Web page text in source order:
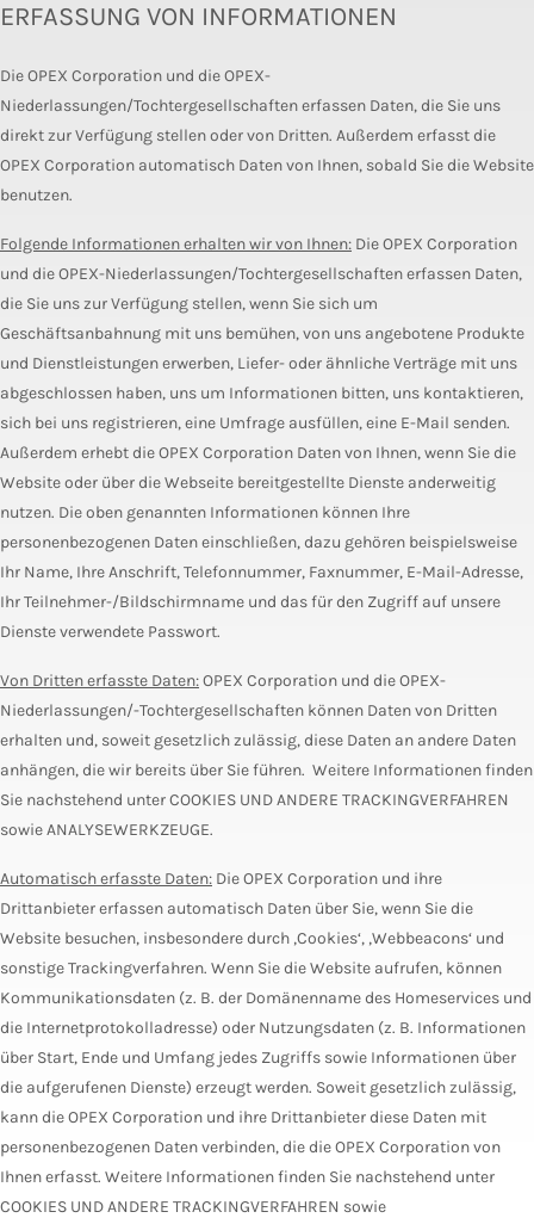
ERFASSUNG VON INFORMATIONEN
Die OPEX Corporation und die OPEX-
Niederlassungen/Tochtergesellschaften erfassen Daten, die Sie uns
direkt zur Verfügung stellen oder von Dritten. Außerdem erfasst die
OPEX Corporation automatisch Daten von Ihnen, sobald Sie die Website
benutzen.
Folgende Informationen erhalten wir von Ihnen: Die OPEX Corporation
und die OPEX-Niederlassungen/Tochtergesellschaften erfassen Daten,
die Sie uns zur Verfügung stellen, wenn Sie sich um
Geschäftsanbahnung mit uns bemühen, von uns angebotene Produkte
und Dienstleistungen erwerben, Liefer- oder ähnliche Verträge mit uns
abgeschlossen haben, uns um Informationen bitten, uns kontaktieren,
sich bei uns registrieren, eine Umfrage ausfüllen, eine E-Mail senden.
Außerdem erhebt die OPEX Corporation Daten von Ihnen, wenn Sie die
Website oder über die Webseite bereitgestellte Dienste anderweitig
nutzen. Die oben genannten Informationen können Ihre
personenbezogenen Daten einschließen, dazu gehören beispielsweise
Ihr Name, Ihre Anschrift, Telefonnummer, Faxnummer, E-Mail-Adresse,
Ihr Teilnehmer-/Bildschirmname und das für den Zugriff auf unsere
Dienste verwendete Passwort.
Von Dritten erfasste Daten:OPEX Corporation und die OPEX-
Niederlassungen/-Tochtergesellschaften können Daten von Dritten
erhalten und, soweit gesetzlich zulässig, diese Daten an andere Daten
anhängen, die wir bereits über Sie führen. Weitere Informationen finden
Sie nachstehend unter COOKIES UND ANDERE TRACKINGVERFAHREN
sowie ANALYSEWERKZEUGE.
Automatisch erfasste Daten: Die OPEX Corporation und ihre
Drittanbieter erfassen automatisch Daten über Sie, wenn Sie die
Website besuchen, insbesondere durch ‚Cookies‘, ‚Webbeacons‘ und
sonstige Trackingverfahren. Wenn Sie die Website aufrufen, können
Kommunikationsdaten (z. B. der Domänenname des Homeservices und
die Internetprotokolladresse) oder Nutzungsdaten (z. B. Informationen
über Start, Ende und Umfang jedes Zugriffs sowie Informationen über
die aufgerufenen Dienste) erzeugt werden. Soweit gesetzlich zulässig,
kann die OPEX Corporation und ihre Drittanbieter diese Daten mit
personenbezogenen Daten verbinden, die die OPEX Corporation von
Ihnen erfasst. Weitere Informationen finden Sie nachstehend unter
COOKIES UND ANDERE TRACKINGVERFAHREN sowie